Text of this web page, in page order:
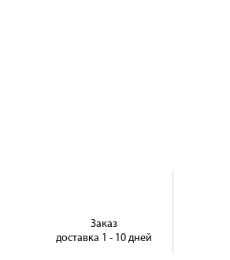
Заказ
доставка 1 - 10 дней